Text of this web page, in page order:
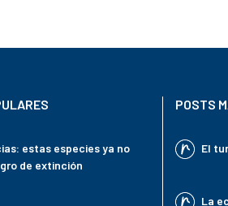
estas especies ya no
de extinción
POSTS
El
La